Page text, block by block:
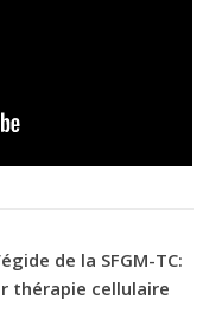
de la SFGM-TC:
thérapie cellulaire